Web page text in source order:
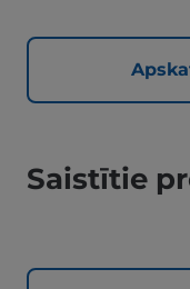
Saistītie